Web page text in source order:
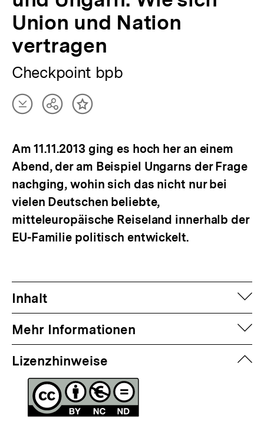
Union und Nation
vertragen
Checkpoint bpb
Artikel
herunterladen
TeilenInhalt
Am 11.11.2013 ging es hoch her an einem
Abend, der am Beispiel Ungarns der Frage
nachging, wohin sich das nicht nur bei
vielen Deutschen beliebte,
mitteleuropäische Reiseland innerhalb der
EU-Familie politisch entwickelt.
Inhalt
Mehr Informationen
Lizenzhinweise